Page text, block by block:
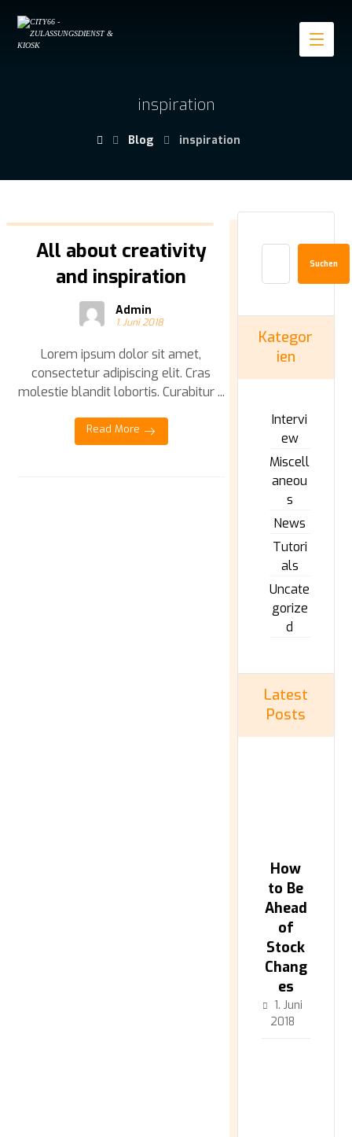
inspiration
Blog inspiration
All about creativity
and inspiration
Admin
1. Juni 2018
Lorem ipsum dolor sit amet,
consectetur adipiscing elit. Cras
molestie blandit lobortis. Curabitur ...
Read More
Suchen
Kategor
ien
Intervi
ew
Miscell
aneou
s
News
Tutori
als
Uncate
gorize
d
Latest
Posts
How
to Be
Ahead
of
Stock
Chang
es
1. Juni
2018